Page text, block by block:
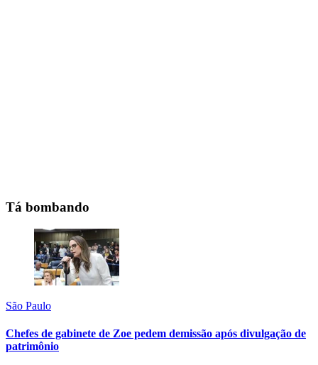
Tá bombando
São Paulo
Chefes de gabinete de Zoe pedem demissão após divulgação de
patrimônio